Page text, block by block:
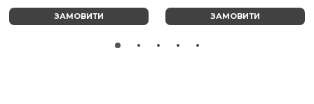
ЗАМОВИТИ ЗАМОВИТИ